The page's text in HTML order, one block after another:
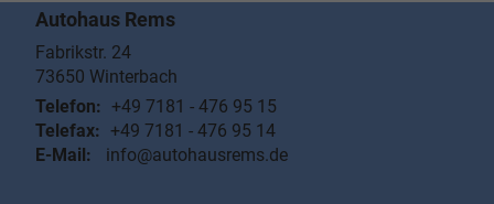
Autohaus Rems
Fabrikstr. 24
73650 Winterbach
Telefon: +49 7181 - 476 95 15
Telefax: +49 7181 - 476 95 14
E-Mail:
info@autohausrems.de